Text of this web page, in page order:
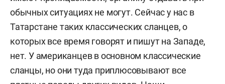
обычных ситуациях не могут. Сейчас у нас в
Татарстане таких классических сланцев, о
которых все время говорят и пишут на Западе,
нет. У американцев в основном классические
сланцы, но они туда приплюсовывают все